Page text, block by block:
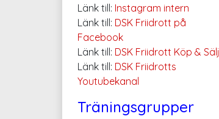
Länk till: Instagram intern
Länk till: DSK Friidrott på
Facebook
Länk till: DSK Friidrott Köp & Sälj
Länk till: DSK Friidrotts
Youtubekanal
Träningsgrupper